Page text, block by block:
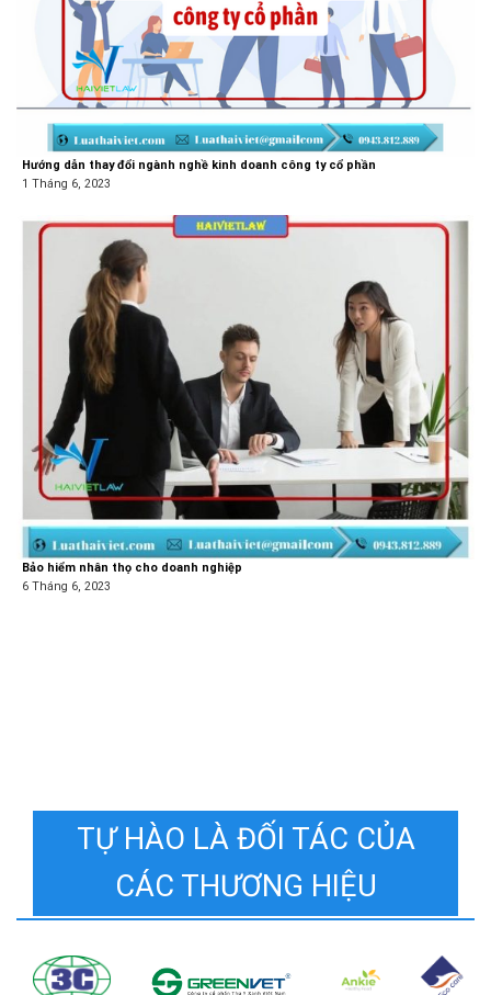
Hướng dẫn thay đổi ngành nghề kinh doanh công ty cổ phần
1 Tháng 6, 2023
Bảo hiểm nhân thọ cho doanh nghiệp
6 Tháng 6, 2023
TỰ HÀO LÀ ĐỐI TÁC CỦA
CÁC THƯƠNG HIỆU